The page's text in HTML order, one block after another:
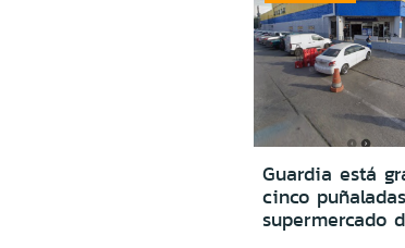
Guardia está
cinco
supermercado